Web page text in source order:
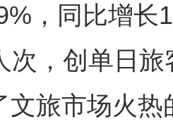
，同比增长
次，创单日
文旅市场火热